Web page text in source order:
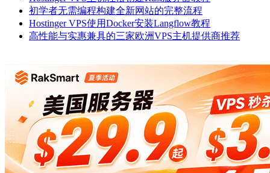
初学者无需编程构建全新网站的完整流程
Hostinger VPS使用Docker安装Langflow教程
高性能与实惠兼具的三家欧洲VPS主机提供商推荐